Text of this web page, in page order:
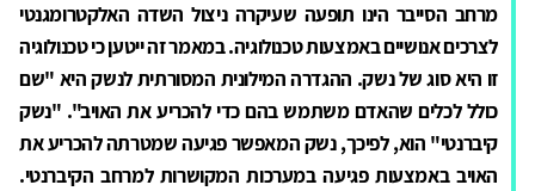
מרחב הסייבר הינו תופעה שעיקרה ניצול השדה האלקטרומגנטי
לצרכים אנושיים באמצעות טכנולוגיה. במאמר זה ייטען כי טכנולוגיה
זו היא סוג של נשק. ההגדרה המילונית המסורתית לנשק היא "שם
כולל לכלים שהאדם משתמש בהם כדי להכריע את האויב". "נשק
קיברנטי" הוא, לפיכך, נשק המאפשר פגיעה שמטרתה להכריע את
האויב באמצעות פגיעה במערכות המקושרות למרחב הקיברנטי.